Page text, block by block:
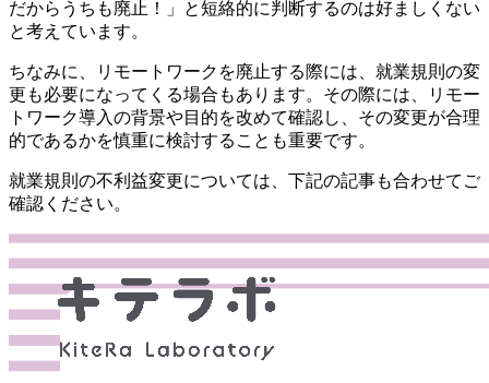
だからうちも廃止！」と短絡的に判断するのは好ましくない
と考えています。
ちなみに、リモートワークを廃止する際には、 就業規則の変
更 も必要になってくる場合もあります。その際には、リモー
トワーク導入の背景や目的を改めて確認し、その変更が合理
的であるかを慎重に検討することも重要です。
就業規則の不利益変更については、下記の記事も合わせてご
確認ください。